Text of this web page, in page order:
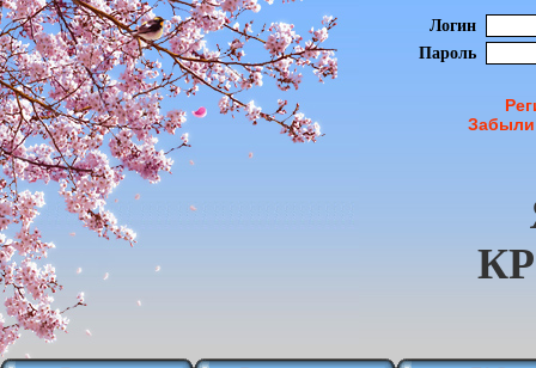
Логин
Пароль